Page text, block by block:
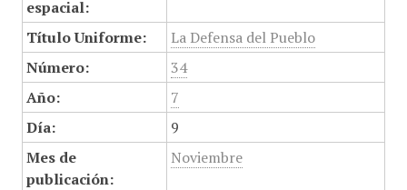
espacial:
Título Uniforme:
La Defensa del Pueblo
Número:
34
Año:
7
Día:
9
Mes de
publicación:
Noviembre